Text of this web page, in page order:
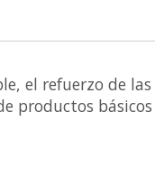
el refuerzo de
productos básicos